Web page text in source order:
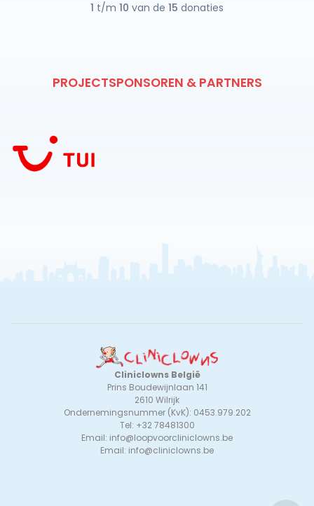
1 t/m 10 van de 15 donaties
PROJECTSPONSOREN & PARTNERS
Cliniclowns België
Prins Boudewijnlaan 141
2610 Wilrijk
Ondernemingsnummer (KvK): 0453.979.202
Tel: +32 78481300
Email: info@loopvoorcliniclowns.be
Email: info@cliniclowns.be